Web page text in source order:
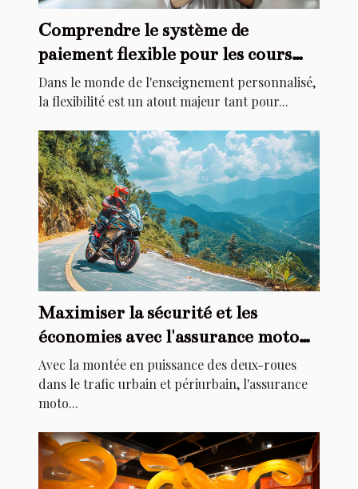
Comprendre le système de
paiement flexible pour les cours
privés
Dans le monde de l'enseignement personnalisé,
la flexibilité est un atout majeur tant pour...
Maximiser la sécurité et les
économies avec l'assurance moto
adaptée
Avec la montée en puissance des deux-roues
dans le trafic urbain et périurbain, l'assurance
moto...